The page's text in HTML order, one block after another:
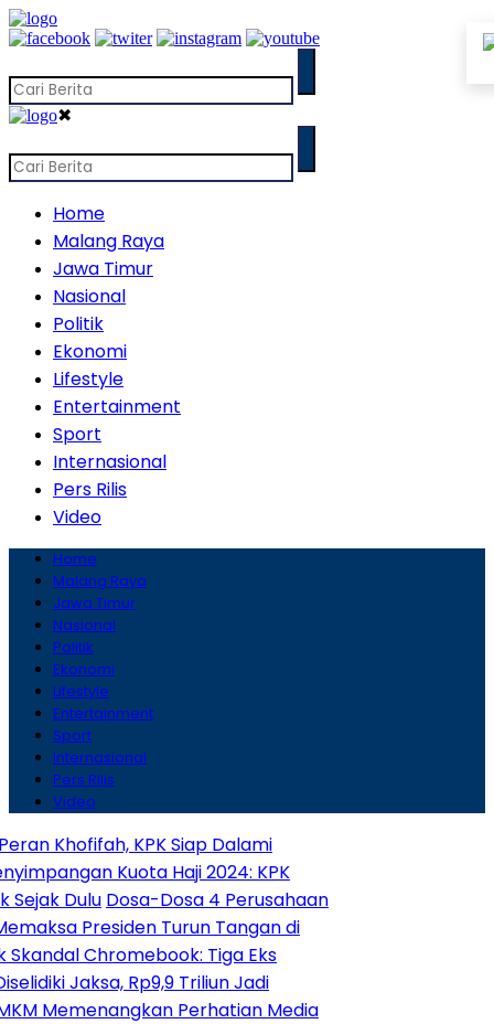
✖
Home
Malang Raya
Jawa Timur
Nasional
Politik
Ekonomi
Lifestyle
Entertainment
Sport
Internasional
Pers Rilis
Video
Home
Malang Raya
Jawa Timur
Nasional
Politik
Ekonomi
Lifestyle
Entertainment
Sport
Internasional
Pers Rilis
Video
KPK Siap Dalami
Kuota Haji 2024: KPK
Dosa-Dosa 4 Perusahaan
Turun Tangan di
Chromebook: Tiga Eks
Rp9,9 Triliun Jadi
Perhatian Media